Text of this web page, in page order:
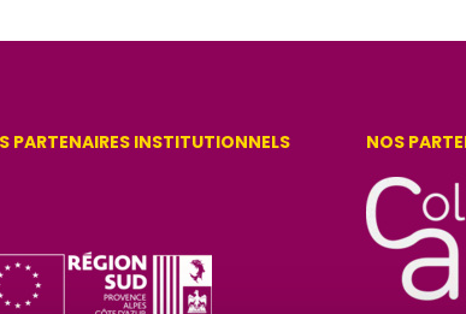
PARTENAIRES INSTITUTIONNELS NOS